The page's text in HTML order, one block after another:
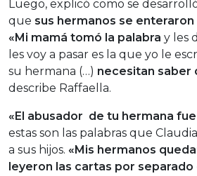
Luego, explicó como se
que sus hermanos se
«Mi mamá tomó la palabra y les
les voy a pasar es la que yo le
su hermana (…) necesitan saber
describe Raffaella.
«El abusador de tu hermana
estas son las palabras que
a sus hijos. «Mis hermanos
leyeron las cartas por